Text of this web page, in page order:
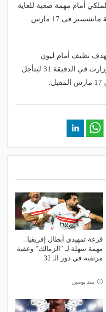
أمام مهمة صعبة للغاية
في لقاء الإياب الذي تحتضنه مدينة مانشستر في 17 مارس
نظيف أمام ليون
الفرنسي سجله اللاعب لوكاس توزارت في الدقيقة 31 ليتأجل
قرعة تمهيدي أبطال إفريقيا..
مهمة سهلة لـ "الزمالك" وعقبة
مرتقبة في دور الـ 32
منذ يومين